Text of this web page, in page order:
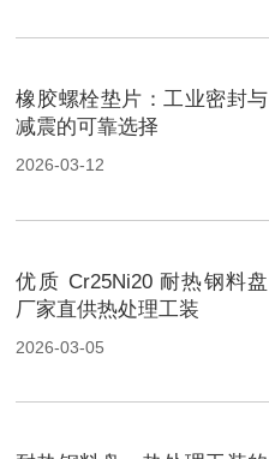
橡胶螺栓垫片：工业密封与
减震的可靠选择
2026-03-12
优质 Cr25Ni20 耐热钢料盘
厂家直供热处理工装
2026-03-05